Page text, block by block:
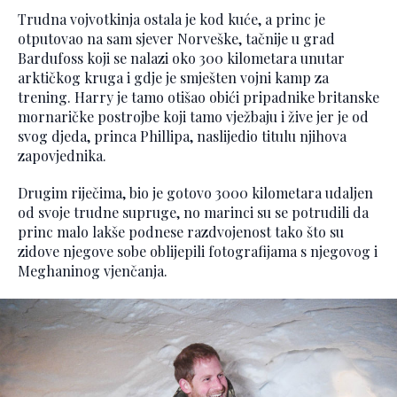
Trudna vojvotkinja ostala je kod kuće, a princ je
otputovao na sam sjever Norveške, tačnije u grad
Bardufoss koji se nalazi oko 300 kilometara unutar
arktičkog kruga i gdje je smješten vojni kamp za
trening. Harry je tamo otišao obići pripadnike britanske
mornaričke postrojbe koji tamo vježbaju i žive jer je od
svog djeda, princa Phillipa, naslijedio titulu njihova
zapovjednika.
Drugim riječima, bio je gotovo 3000 kilometara udaljen
od svoje trudne supruge, no marinci su se potrudili da
princ malo lakše podnese razdvojenost tako što su
zidove njegove sobe oblijepili fotografijama s njegovog i
Meghaninog vjenčanja.